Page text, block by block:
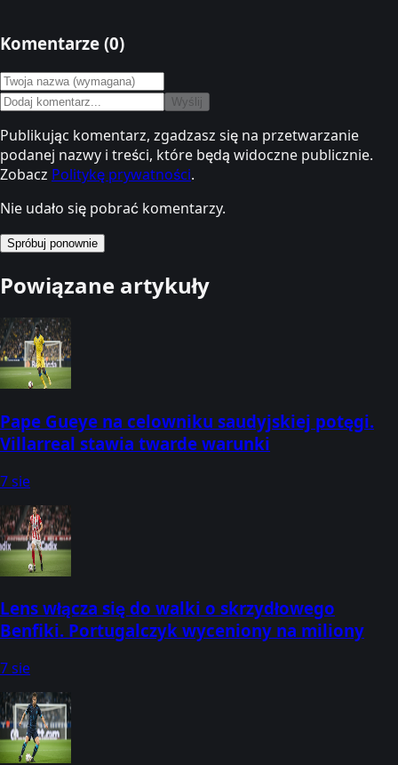
Komentarze (0)
Wyślij
Publikując komentarz, zgadzasz się na przetwarzanie
podanej nazwy i treści, które będą widoczne publicznie.
Zobacz Politykę prywatności.
Nie udało się pobrać komentarzy.
Spróbuj ponownie
Powiązane artykuły
Pape Gueye na celowniku saudyjskiej potęgi.
Villarreal stawia twarde warunki
7 sie
Lens włącza się do walki o skrzydłowego
Benfiki. Portugalczyk wyceniony na miliony
7 sie